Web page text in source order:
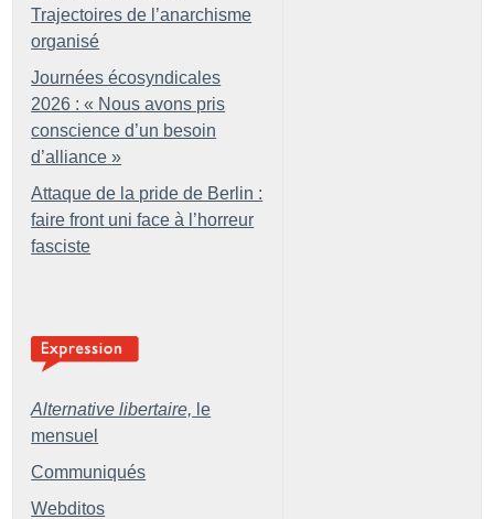
Trajectoires de l’anarchisme
organisé
Journées écosyndicales
2026 : « Nous avons pris
conscience d’un besoin
d’alliance »
Attaque de la pride de Berlin :
faire front uni face à l’horreur
fasciste
Alternative libertaire, le
mensuel
Communiqués
Webditos